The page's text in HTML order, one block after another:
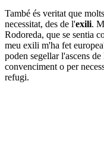
També és veritat que
necessitat, des de l'exili.
Rodoreda, que se sentia
meu exili m'ha fet
poden segellar l'ascens
convenciment o per
refugi.